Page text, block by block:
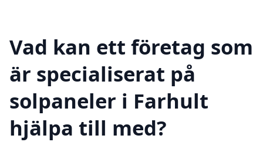
Vad kan ett företag som
är specialiserat på
solpaneler i Farhult
hjälpa till med?